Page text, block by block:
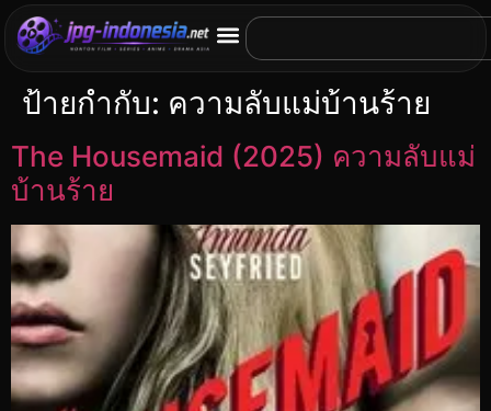
ป้ายกำกับ: ความลับแม่บ้านร้าย
The Housemaid (2025) ความลับแม่
บ้านร้าย